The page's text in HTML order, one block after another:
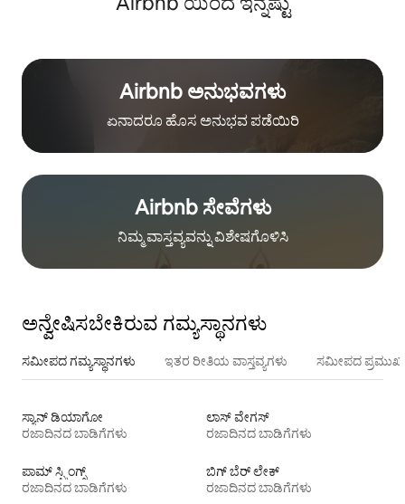
Airbnb ಅನುಭವಗಳು
ಏನಾದರೂ ಹೊಸ ಅನುಭವ ಪಡೆಯಿರಿ
Airbnb ಸೇವೆಗಳು
ನಿಮ್ಮ ವಾಸ್ತವ್ಯವನ್ನು ವಿಶೇಷಗೊಳಿಸಿ
ಅನ್ವೇಷಿಸಬೇಕಿರುವ ಗಮ್ಯಸ್ಥಾನಗಳು
ಸಮೀಪದ ಗಮ್ಯಸ್ಥಾನಗಳು ಇತರ ರೀತಿಯ ವಾಸ್ತವ್ಯಗಳು ಸಮೀಪದ ಪ್ರಮುಖ
ಸ್ಯಾನ್ ಡಿಯಾಗೋ
ರಜಾದಿನದ ಬಾಡಿಗೆಗಳು
ಲಾಸ್ ವೇಗಸ್
ರಜಾದಿನದ ಬಾಡಿಗೆಗಳು
ಪಾಮ್ ಸ್ಪ್ರಿಂಗ್ಸ್
ರಜಾದಿನದ ಬಾಡಿಗೆಗಳು
ಬಿಗ್ ಬೆರ್ ಲೇಕ್
ರಜಾದಿನದ ಬಾಡಿಗೆಗಳು